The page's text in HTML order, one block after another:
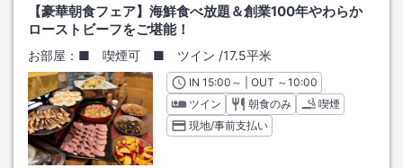
【豪華朝食フェア】海鮮食べ放題＆創業100年やわらか
ローストビーフをご堪能！
お部屋： ■ 喫煙可 ■ ツイン /17.5平米
INチェックイン
15:00 ～ | OUT チェックアウト
～10:00
ツイン
朝食のみ
喫煙
現地/事前支払い